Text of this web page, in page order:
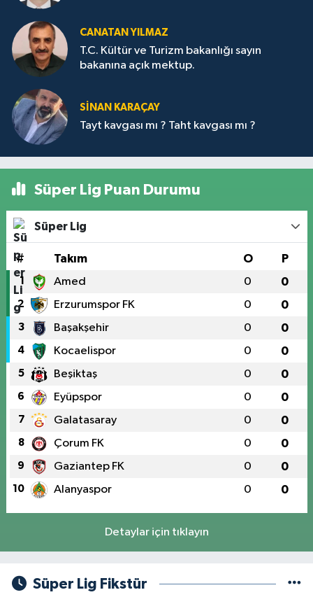
CANATAN YILMAZ
T.C. Kültür ve Turizm bakanlığı sayın
bakanına açık mektup.
SİNAN KARAÇAY
Tayt kavgası mı ? Taht kavgası mı ?
Süper Lig Puan Durumu
Süper Lig
# Takım O P
1 Amed 0 0
2 Erzurumspor FK 0 0
3 Başakşehir 0 0
4 Kocaelispor 0 0
5 Beşiktaş 0 0
6 Eyüpspor 0 0
7 Galatasaray 0 0
8 Çorum FK 0 0
9 Gaziantep FK 0 0
10 Alanyaspor 0 0
Detaylar için tıklayın
Süper Lig Fikstür